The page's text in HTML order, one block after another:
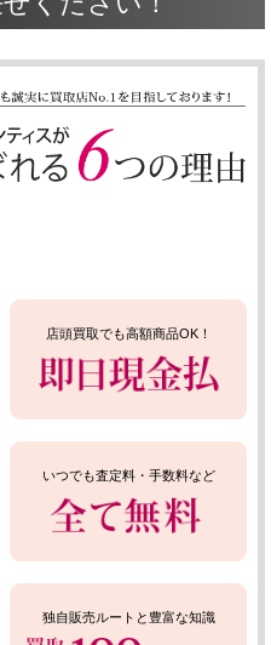
店頭買取でも高額商品OK！
いつでも査定料・手数料など
独自販売ルートと豊富な知識